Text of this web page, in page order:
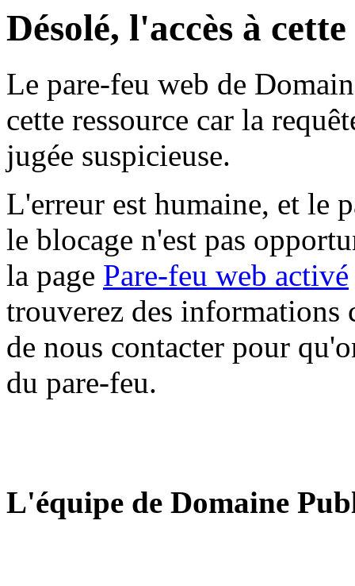
Désolé, l'accès à
Le pare-feu web de
cette ressource car la
jugée suspicieuse.
L'erreur est humaine, et le
le blocage n'est pas
la page Pare-feu web activé
trouverez des informations
de nous contacter pour
du pare-feu.
L'équipe de Domaine